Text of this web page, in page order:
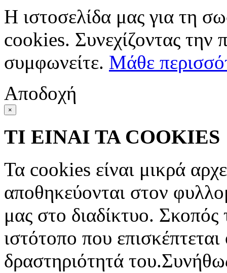
Η ιστοσελίδα μας για τη
cookies. Συνεχίζοντας την
συμφωνείτε. Μάθε
Αποδοχή
×
ΤΙ ΕΙΝΑΙ ΤΑ COOKIES
Τα cookies είναι μικρά
αποθηκεύονται στον
μας στο διαδίκτυο. Σκοπός
ιστότοπο που
δραστηριότητά